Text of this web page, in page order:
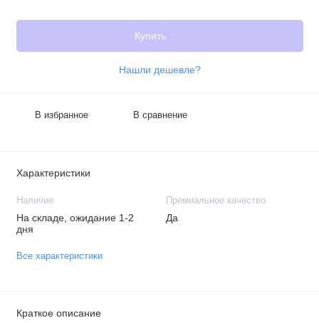
Купить
Нашли дешевле?
В избранное В сравнение
Характеристики
Наличие
На складе, ожидание 1-2
дня
Премиальное качество
Да
Все характеристики
Краткое описание